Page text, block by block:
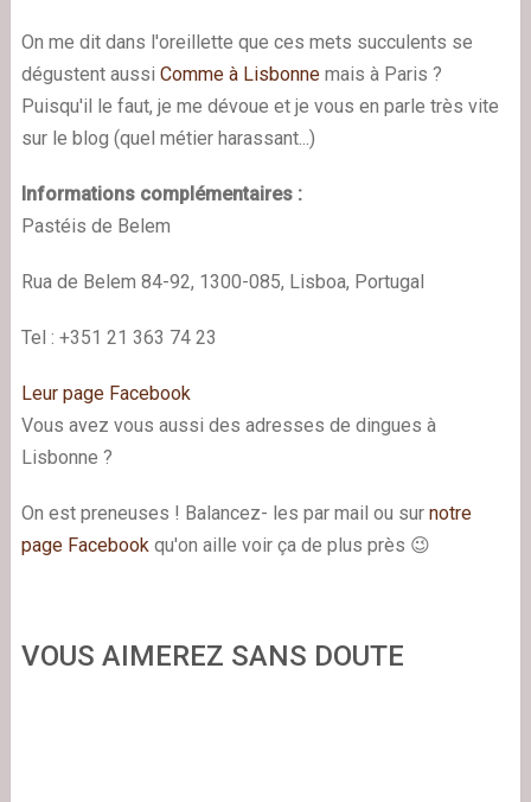
On me dit dans l'oreillette que ces mets succulents se
dégustent aussi Comme à Lisbonnemais à Paris ?
Puisqu'il le faut, je me dévoue et je vous en parle très vite
sur le blog (quel métier harassant...)
Informations complémentaires :
Pastéis de Belem
Rua de Belem 84-92, 1300-085, Lisboa, Portugal
Tel : +351 21 363 74 23
Leur page Facebook
Vous avez vous aussi des adresses de dingues à
Lisbonne ?
On est preneuses ! Balancez- les par mail ou sur notre
page Facebookqu'on aille voir ça de plus près 😉
VOUS AIMEREZ SANS DOUTE